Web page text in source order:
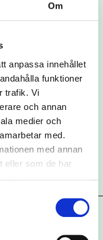
Om
anpassa innehållet
funktioner
trafik. Vi
och annan
medier och
med.
med annan
eller som de har